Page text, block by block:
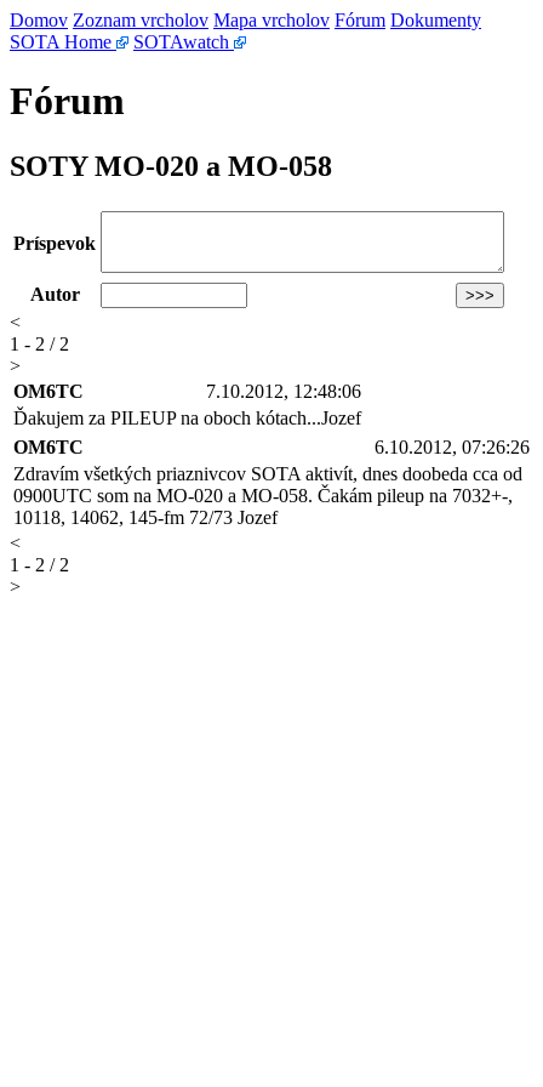
Domov Zoznam vrcholov Mapa vrcholov Fórum Dokumenty
SOTA Home
SOTAwatch
Fórum
SOTY MO-020 a MO-058
Príspevok
Autor
<
1 - 2 / 2
>
OM6TC
7.10.2012, 12:48:06
Ďakujem za PILEUP na oboch kótach...Jozef
OM6TC
6.10.2012, 07:26:26
Zdravím všetkých priaznivcov SOTA aktivít, dnes doobeda cca od
0900UTC som na MO-020 a MO-058. Čakám pileup na 7032+-,
10118, 14062, 145-fm 72/73 Jozef
<
1 - 2 / 2
>